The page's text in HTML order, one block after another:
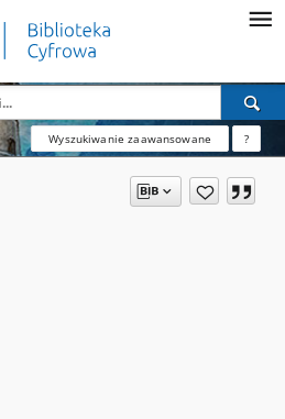
Wyszukiwanie zaawansowane ?